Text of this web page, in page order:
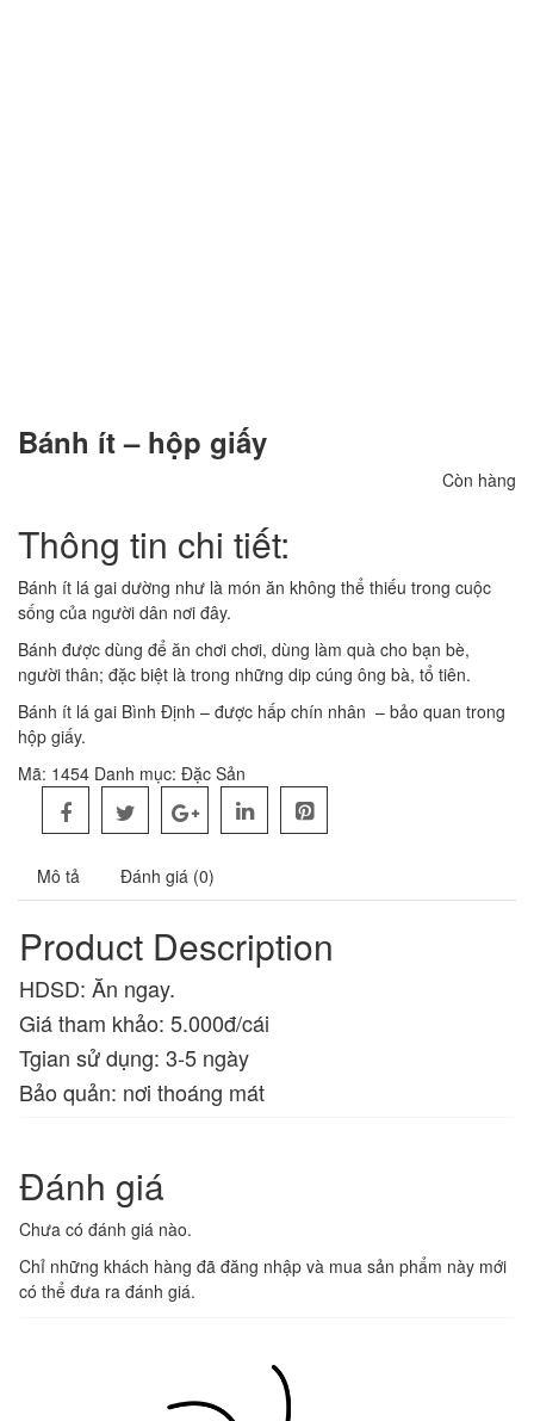
Bánh ít – hộp giấy
Còn hàng
Thông tin chi tiết:
Bánh ít lá gai dường như là món ăn không thể thiếu trong cuộc
sống của người dân nơi đây.
Bánh được dùng để ăn chơi chơi, dùng làm quà cho bạn bè,
người thân; đặc biệt là trong những dip cúng ông bà, tổ tiên.
Bánh ít lá gai Bình Định – được hấp chín nhân – bảo quan trong
hộp giấy.
Mã: 1454 Danh mục: Đặc Sản
Mô tả Đánh giá (0)
Product Description
HDSD: Ăn ngay.
Giá tham khảo: 5.000đ/cái
Tgian sử dụng: 3-5 ngày
Bảo quản: nơi thoáng mát
Đánh giá
Chưa có đánh giá nào.
Chỉ những khách hàng đã đăng nhập và mua sản phẩm này mới
có thể đưa ra đánh giá.